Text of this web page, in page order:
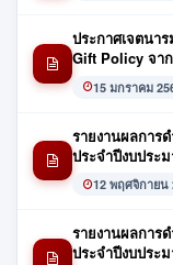
ประกาศเจตนา
Gift Policy จา
15 มกราคม
รายงานผลการ
ประจำปีงบประ
12 พฤศจิกายน
รายงานผลการ
ประจำปีงบประ